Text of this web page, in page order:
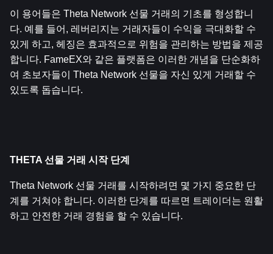
이 용어들은 Theta Network 선물 거래의 기초를 형성합니
다. 예를 들어, 레버리지는 거래자들이 수익을 극대화할 수
있게 하고, 헤징은 효과적으로 위험을 관리하는 방법을 제공
합니다. FameEX와 같은 플랫폼은 이러한 개념을 단순화하
여 초보자들이 Theta Network 선물을 자신 있게 거래할 수
있도록 돕습니다.
THETA 선물 거래 시작 단계
Theta Network 선물 거래를 시작하려면 몇 가지 중요한 단
계를 거쳐야 합니다. 이러한 단계를 따르면 트레이더는 원활
하고 안전한 거래 경험을 할 수 있습니다.